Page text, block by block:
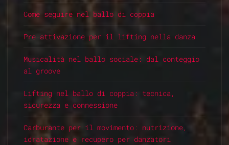
Come seguire nel ballo di coppia
Pre-attivazione per il lifting nella danza
Musicalità nel ballo sociale: dal conteggio
al groove
Lifting nel ballo di coppia: tecnica,
sicurezza e connessione
Carburante per il movimento: nutrizione,
idratazione e recupero per danzatori